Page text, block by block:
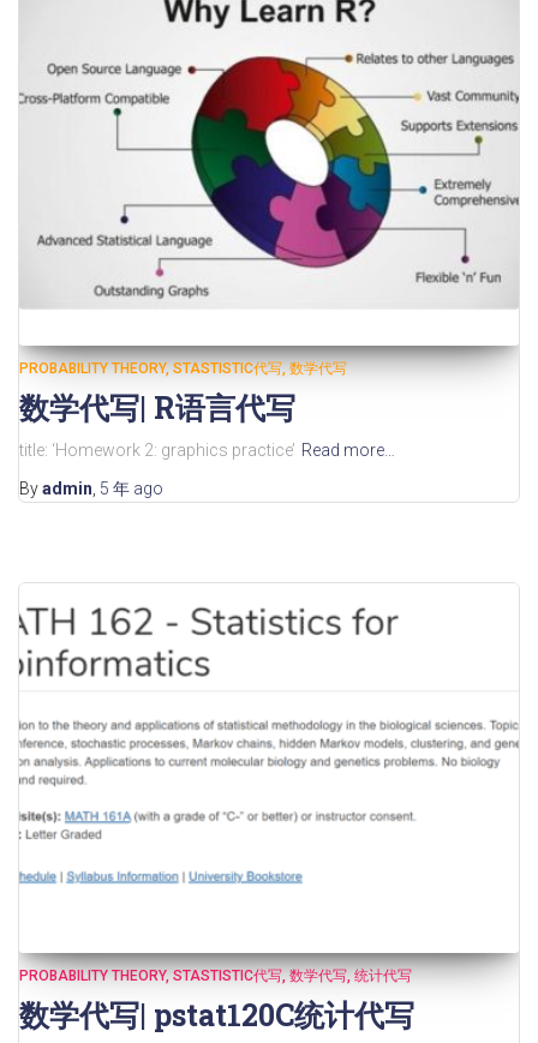
PROBABILITY THEORY STASTISTIC代写 数学代写
数学代写| R语言代写
title: ‘Homework 2: graphics practice’ Read more…
Byadmin, 5 年 ago
PROBABILITY THEORY STASTISTIC代写 数学代写 统计代写
数学代写| pstat120C统计代写